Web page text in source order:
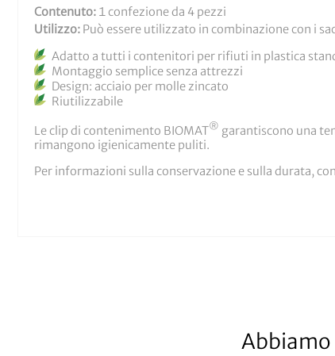
Contenuto: 1 confezione da 4 pezzi
Utilizzo: Può essere utilizzato in combinazione con i
Adatto a tutti i contenitori per rifiuti in plastica
Montaggio semplice senza attrezzi
Design: acciaio per molle zincato
Riutilizzabile
Le clip di contenimento BIOMAT® garantiscono una
rimangono igienicamente puliti.
Per informazioni sulla conservazione e sulla durata,